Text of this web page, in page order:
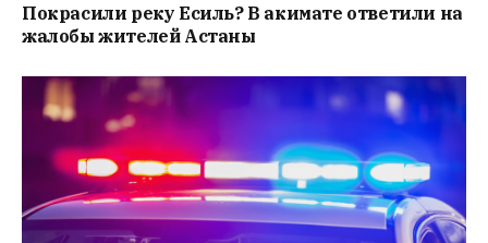
Покрасили реку Есиль? В акимате ответили на
жалобы жителей Астаны